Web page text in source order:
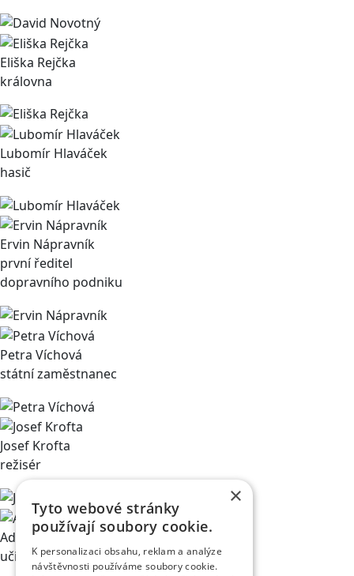
Eliška Rejčka
královna
Lubomír Hlaváček
hasič
Ervin Nápravník
první ředitel
dopravního podniku
Petra Víchová
státní zaměstnanec
Josef Krofta
režisér
Adéla Černíková
učitelka na ZUŠ
×
Tyto webové stránky
používají soubory cookie.
K personalizaci obsahu, reklam a analýze
návštěvnosti používáme soubory cookie.